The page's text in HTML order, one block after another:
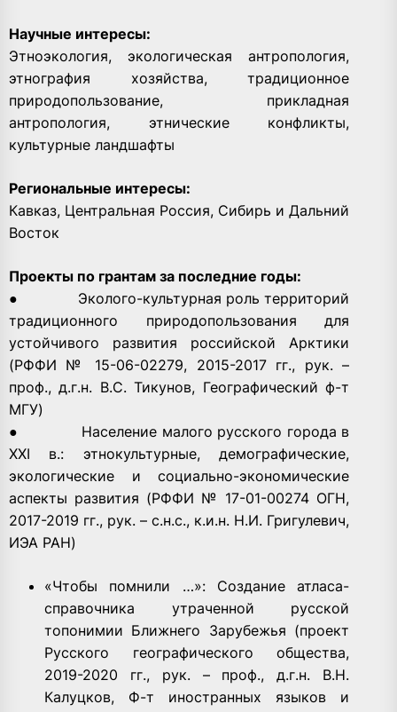
Научные интересы:
Этноэкология, экологическая антропология,
этнография хозяйства, традиционное
природопользование, прикладная
антропология, этнические конфликты,
культурные ландшафты
Региональные интересы:
Кавказ, Центральная Россия, Сибирь и Дальний
Восток
Проекты по грантам за последние годы:
● Эколого-культурная роль территорий
традиционного природопользования для
устойчивого развития российской Арктики
(РФФИ № 15-06-02279, 2015-2017 гг., рук. –
проф., д.г.н. В.С. Тикунов, Географический ф-т
МГУ)
● Население малого русского города в
XXI в.: этнокультурные, демографические,
экологические и социально-экономические
аспекты развития (РФФИ № 17-01-00274 ОГН,
2017-2019 гг., рук. – с.н.с., к.и.н. Н.И. Григулевич,
ИЭА РАН)
«Чтобы помнили …»: Создание атласа-
справочника утраченной русской
топонимии Ближнего Зарубежья (проект
Русского географического общества,
2019-2020 гг., рук. – проф., д.г.н. В.Н.
Калуцков, Ф-т иностранных языков и